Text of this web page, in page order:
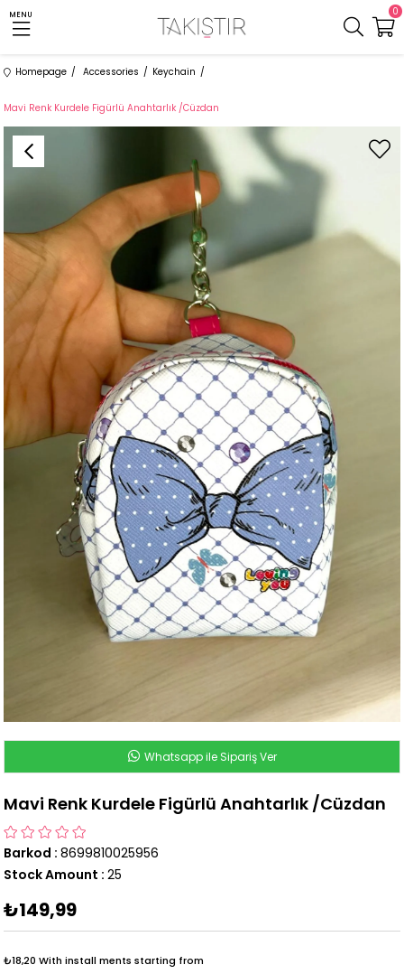
MENU 0
Homepage Accessories Keychain
Mavi Renk Kurdele Figürlü Anahtarlık /Cüzdan
Whatsapp ile Sipariş Ver
Mavi Renk Kurdele Figürlü Anahtarlık /Cüzdan
Barkod : 8699810025956
Stock Amount : 25
₺149,99
₺18,20 With install ments starting from